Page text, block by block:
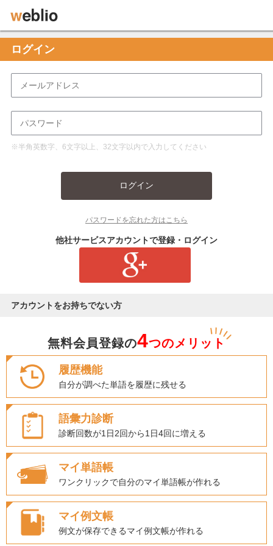
ログイン
※半角英数字、6文字以上、32文字以内で入力してください
ログイン
パスワードを忘れた方はこちら
他社サービスアカウントで登録・ログイン
アカウントをお持ちでない方
無料会員登録の4つのメリット
履歴機能
自分が調べた単語を履歴に残せる
語彙力診断
診断回数が1日2回から1日4回に増える
マイ単語帳
ワンクリックで自分のマイ単語帳が作れる
マイ例文帳
例文が保存できるマイ例文帳が作れる